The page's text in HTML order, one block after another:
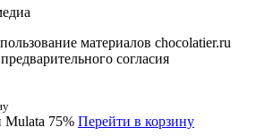
материалов chocolatier.ru
согласия
75% Перейти в корзину